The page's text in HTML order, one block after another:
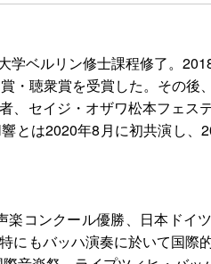
ベルリン修士課程修了。
・聴衆賞を受賞した。その後
、セイジ・オザワ松本フェス
とは2020年8月に初共演し、
コンクール優勝、日本ドイ
にもバッハ演奏に於いて国際